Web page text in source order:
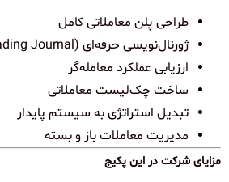
طراحی پلن معاملاتی کامل
ژورنال‌نویسی حرفه‌ای (Trading Journal)
ارزیابی عملکرد معامله‌گر
ساخت چک‌لیست معاملاتی
تبدیل استراتژی به سیستم پایدار
مدیریت معاملات باز و بسته
مزایای شرکت در این پکیج